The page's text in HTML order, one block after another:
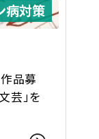
病対策
品募
芸」を